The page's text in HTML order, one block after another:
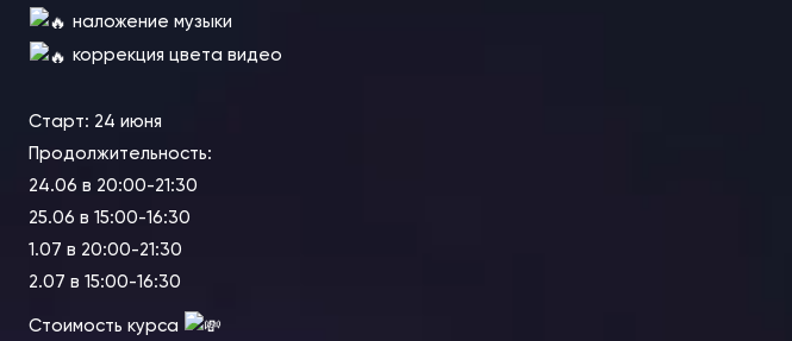
наложение музыки
коррекция цвета видео
Cтарт: 24 июня
Продолжительность:
24.06 в 20:00-21:30
25.06 в 15:00-16:30
1.07 в 20:00-21:30
2.07 в 15:00-16:30
Стоимость курса